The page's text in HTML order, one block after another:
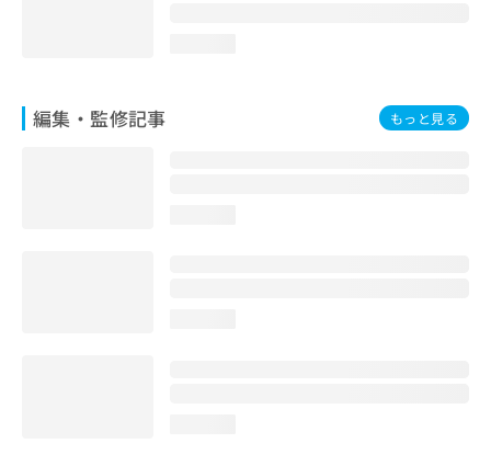
編集・監修記事 もっと見る